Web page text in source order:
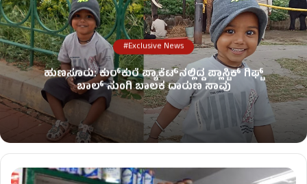
#Exclusive News
ಹುಣಸೂರು: ಕುರ್‌ಕುರೆ ಪ್ಯಾಕೆಟ್‌ನಲ್ಲಿದ್ದ ಪ್ಲಾಸ್ಟಿಕ್ ಗಿಫ್ಟ್
ಬಾಲ್ ನುಂಗಿ ಬಾಲಕ ದಾರುಣ ಸಾವು